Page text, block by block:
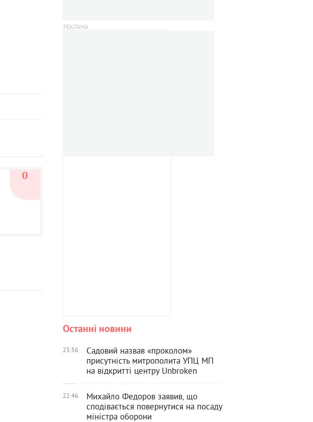
0
Останні новини
23:56
Садовий назвав «проколом»
присутність митрополита УПЦ МП
на відкритті центру Unbroken
22:46
Михайло Федоров заявив, що
сподівається повернутися на посаду
міністра оборони